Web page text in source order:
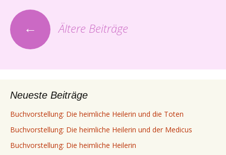
Beitrags-
Navigation
← Ältere Beiträge
Neueste Beiträge
Buchvorstellung: Die heimliche Heilerin und die Toten
Buchvorstellung: Die heimliche Heilerin und der Medicus
Buchvorstellung: Die heimliche Heilerin